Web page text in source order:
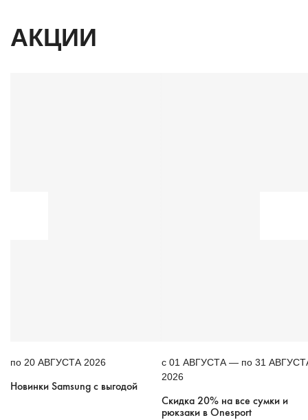
АКЦИИ
по 20 АВГУСТА 2026
Новинки Samsung с выгодой
c 01 АВГУСТА — по 31
2026
Скидка 20% на все сумки и
рюкзаки в Onesport